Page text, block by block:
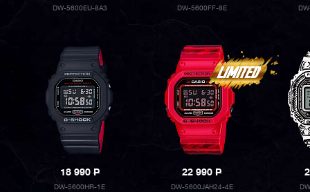
DW-5600EU-8A3 DW-5600FF-8E
18 990P
DW-5600HR-1E
22 990P
DW-5600JAH24-4E